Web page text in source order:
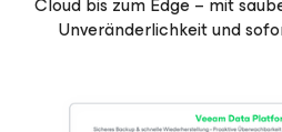
Unveränderlichkeit und